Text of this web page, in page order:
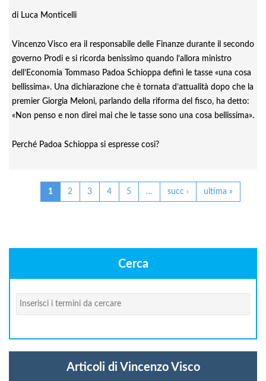
di Luca Monticelli
Vincenzo Visco era il responsabile delle Finanze durante il secondo
governo Prodi e si ricorda benissimo quando l’allora ministro
dell’Economia Tommaso Padoa Schioppa definì le tasse «una cosa
bellissima». Una dichiarazione che è tornata d’attualità dopo che la
premier Giorgia Meloni, parlando della riforma del fisco, ha detto:
«Non penso e non direi mai che le tasse sono una cosa bellissima».
Perché Padoa Schioppa si espresse cosi?
Pagine
1 2 3 4 5 … succ › ultima »
Cerca
Cerca
Articoli di Vincenzo Visco